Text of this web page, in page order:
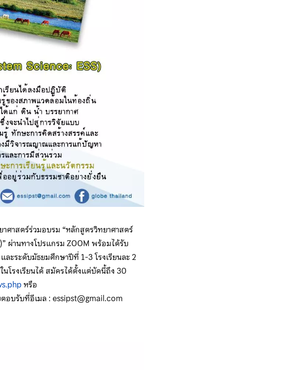
ศาสตร์ร่วมอบรม “หลักสูตรวิทยาศาสตร์
ผ่านทางโปรแกรม ZOOM พร้อมได้รับ
ะระดับมัธยมศึกษาปีที่ 1-3 โรงเรียนละ 2
โรงเรียนได้ สมัครได้ตั้งแต่บัดนี้ถึง 30
หรือ
อบรับที่อีเมล : essipst@gmail.com